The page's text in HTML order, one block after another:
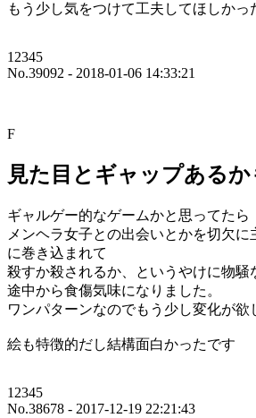
もう少し気をつけて工夫してほしかっ
12345
No.39092 - 2018-01-06 14:33:21
F
見た目とギャップあるか
ギャルゲー的なゲームかと思ってたら
メンヘラ女子との出会いとかを切欠
に巻き込まれて
殺すか殺されるか、というやけに物騒
途中から食傷気味になりました。
ワンパターンなのでもう少し変化が欲
絵も特徴的だし結構面白かったです
12345
No.38678 - 2017-12-19 22:21:43